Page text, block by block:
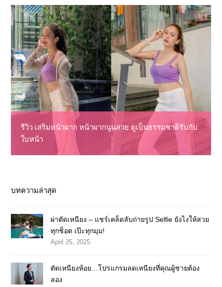
รีวิว เสริมหน้าผาก หน้าผากนูนสวย ดูเป็นธรรมชาติรับกับ
ใบหน้า
บทความล่าสุด
ผ่าตัดเหนียง – แชร์เคล็ดลับถ่ายรูป Selfie ยังไงให้สวย
ทุกช็อต เป๊ะทุกมุม!
April 25, 2025
ตัดเหนียงห้อย…โปรแกรมลดเหนียงที่คุณผู้ชายต้อง
ลอง